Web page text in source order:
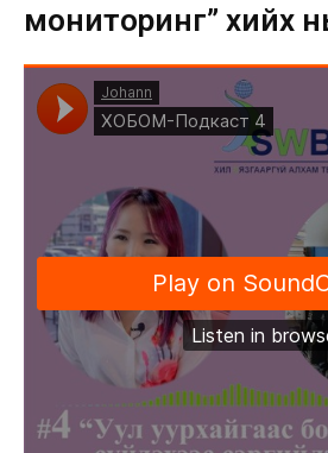
мониторинг” хийх